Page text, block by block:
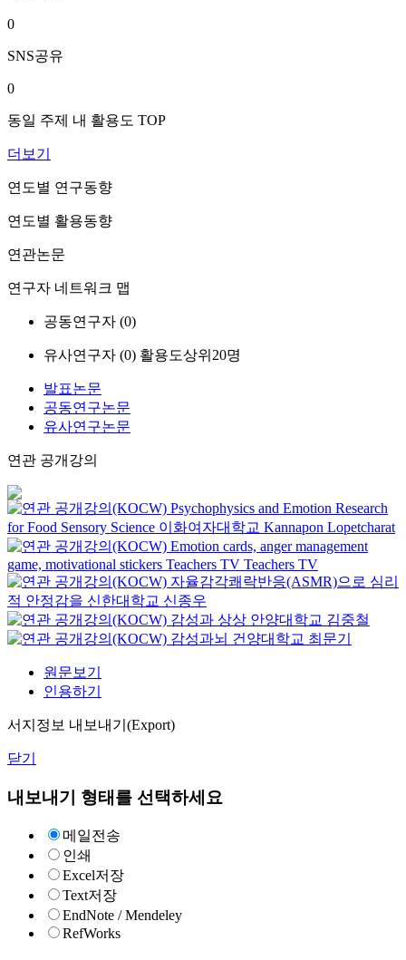
0
SNS공유
0
동일 주제 내 활용도 TOP
더보기
연도별 연구동향
연도별 활용동향
연관논문
연구자 네트워크 맵
공동연구자 (0)
유사연구자 (0) 활용도상위20명
발표논문
공동연구논문
유사연구논문
연관 공개강의
Psychophysics and Emotion Research
for Food Sensory Science 이화여자대학교 Kannapon Lopetcharat
Emotion cards, anger management
game, motivational stickers Teachers TV Teachers TV
자율감각쾌락반응(ASMR)으로 심리
적 안정감을 신한대학교 신종우
감성과 상상 안양대학교 김중철
감성과뇌 건양대학교 최문기
원문보기
인용하기
서지정보 내보내기(Export)
닫기
내보내기 형태를 선택하세요
메일전송
인쇄
Excel저장
Text저장
EndNote / Mendeley
RefWorks